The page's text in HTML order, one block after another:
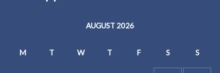
AUGUST 2026
M T W T F S S